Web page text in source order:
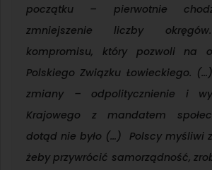
początku – pierwotnie
zmniejszenie liczby
kompromisu, który pozwoli na
Polskiego Związku Łowieckiego.
zmiany – odpolitycznienie i
Krajowego z mandatem
dotąd nie było (…) Polscy myśliwi
żeby przywrócić samorządność,